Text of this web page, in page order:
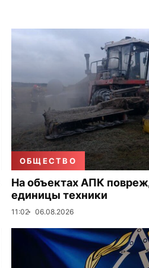
ОБЩЕСТВО
На объектах АПК
единицы техники
11:02 06.08.2026